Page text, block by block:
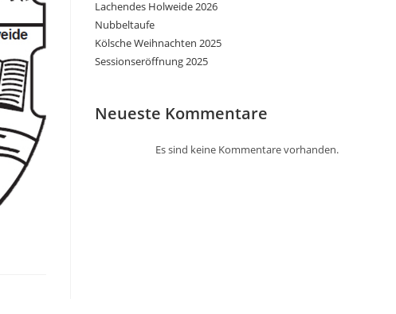
Lachendes Holweide 2026
Nubbeltaufe
Kölsche Weihnachten 2025
Sessionseröffnung 2025
Neueste Kommentare
Es sind keine Kommentare vorhanden.